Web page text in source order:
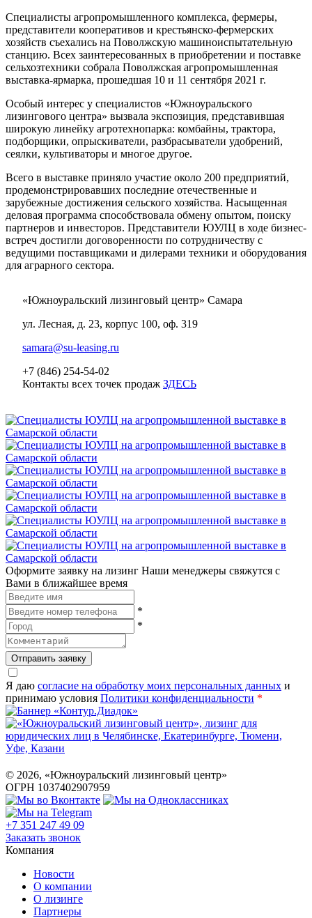
Специалисты агропромышленного комплекса, фермеры,
представители кооперативов и крестьянско-фермерских
хозяйств съехались на Поволжскую машиноиспытательную
станцию. Всех заинтересованных в приобретении и поставке
сельхозтехники собрала Поволжская агропромышленная
выставка-ярмарка, прошедшая 10 и 11 сентября 2021 г.
Особый интерес у специалистов «Южноуральского
лизингового центра» вызвала экспозиция, представившая
широкую линейку агротехнопарка: комбайны, трактора,
подборщики, опрыскиватели, разбрасыватели удобрений,
сеялки, культиваторы и многое другое.
Всего в выставке приняло участие около 200 предприятий,
продемонстрировавших последние отечественные и
зарубежные достижения сельского хозяйства. Насыщенная
деловая программа способствовала обмену опытом, поиску
партнеров и инвесторов. Представители ЮУЛЦ в ходе бизнес-
встреч достигли договоренности по сотрудничеству с
ведущими поставщиками и дилерами техники и оборудования
для аграрного сектора.
«Южноуральский лизинговый центр» Самара
ул. Лесная, д. 23, корпус 100, оф. 319
samara@su-leasing.ru
+7 (846) 254-54-02
Контакты всех точек продаж ЗДЕСЬ
Оформите заявку на лизинг Наши менеджеры свяжутся с
Вами в ближайшее время
*
*
Отправить заявку
Я даю согласие на обработку моих персональных данных и
принимаю условия Политики конфиденциальности *
© 2026, «Южноуральский лизинговый центр»
ОГРН 1037402907959
+7 351 247 49 09
Заказать звонок
Компания
Новости
О компании
О лизинге
Партнеры